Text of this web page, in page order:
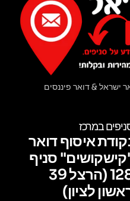
ישראל & דואר פיננסים
במרכז
איסוף דואר
סניף
128 (הרצל 39
לציון)